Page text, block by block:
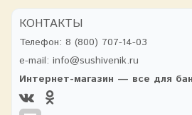
КОНТАКТЫ
Телефон: 8 (800) 707-14-03
e-mail: info@sushivenik.ru
Интернет-магазин — все для